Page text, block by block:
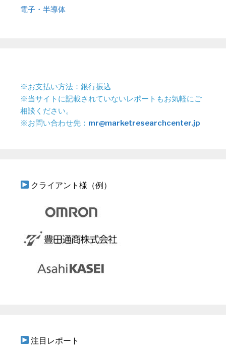
電子・半導体
※お支払い方法：銀行振込
※当サイトに記載されていないレポートもお気軽にご
相談ください。
※お問い合わせ先： mr@marketresearchcenter.jp
クライアント様（例）
注目レポート